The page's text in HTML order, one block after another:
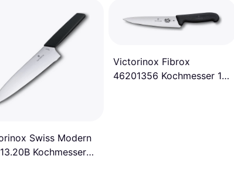
Swiss Modern
Kochmesser
Victorinox Fibrox
46201356 Kochmesser 15